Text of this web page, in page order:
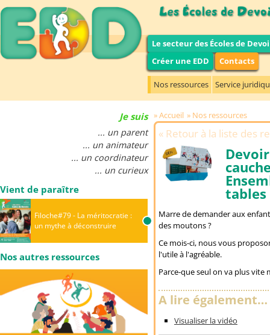
Le secteur des Écoles de
Créer une EDD
Contacts
Nos ressources Service
Je suis
... un parent
... un animateur
... un coordinateur
... un curieux
Vient de paraître
Filoche#79 - La méritocratie :
un mythe à déconstruire
Nos autres ressources
Accueil Nos ressources
Retour à la liste des
Devoir
tables
Marre de demander aux
des moutons ?
Ce mois-ci, nous vous
l'utile à l'agréable.
Parce-que seul on va plus vite
A lire également…
Visualiser la vidéo